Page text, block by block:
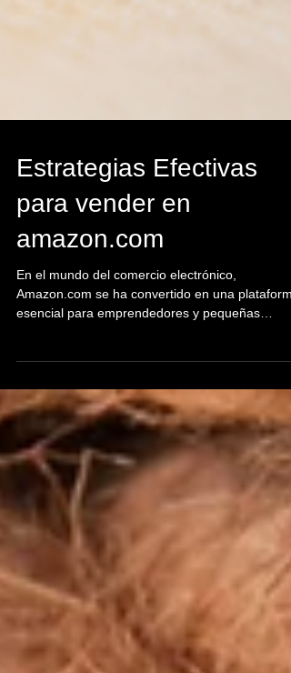
Estrategias Efectivas
para vender en
amazon.com
esencial para emprendedores y pequeñas
empresas. Con...